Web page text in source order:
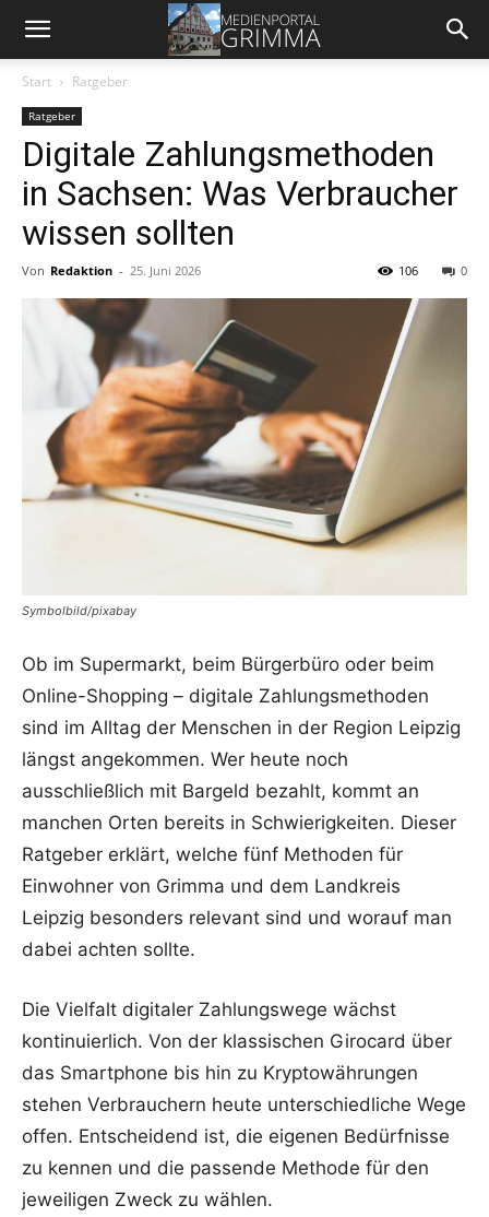
Start Ratgeber
Ratgeber
Digitale Zahlungsmethoden
in Sachsen: Was Verbraucher
wissen sollten
Von Redaktion - 25. Juni 2026 0
106
Symbolbild/pixabay
Ob im Supermarkt, beim Bürgerbüro oder beim
Online-Shopping – digitale Zahlungsmethoden
sind im Alltag der Menschen in der Region Leipzig
längst angekommen. Wer heute noch
ausschließlich mit Bargeld bezahlt, kommt an
manchen Orten bereits in Schwierigkeiten. Dieser
Ratgeber erklärt, welche fünf Methoden für
Einwohner von Grimma und dem Landkreis
Leipzig besonders relevant sind und worauf man
dabei achten sollte.
Die Vielfalt digitaler Zahlungswege wächst
kontinuierlich. Von der klassischen Girocard über
das Smartphone bis hin zu Kryptowährungen
stehen Verbrauchern heute unterschiedliche Wege
offen. Entscheidend ist, die eigenen Bedürfnisse
zu kennen und die passende Methode für den
jeweiligen Zweck zu wählen.